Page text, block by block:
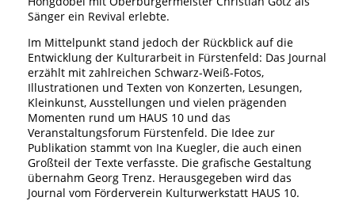
Sänger ein Revival erlebte.
Im Mittelpunkt stand jedoch der Rückblick auf die
Entwicklung der Kulturarbeit in Fürstenfeld: Das Journal
erzählt mit zahlreichen Schwarz-Weiß-Fotos,
Illustrationen und Texten von Konzerten, Lesungen,
Kleinkunst, Ausstellungen und vielen prägenden
Momenten rund um HAUS 10 und das
Veranstaltungsforum Fürstenfeld. Die Idee zur
Publikation stammt von Ina Kuegler, die auch einen
Großteil der Texte verfasste. Die grafische Gestaltung
übernahm Georg Trenz. Herausgegeben wird das
Journal vom Förderverein Kulturwerkstatt HAUS 10.